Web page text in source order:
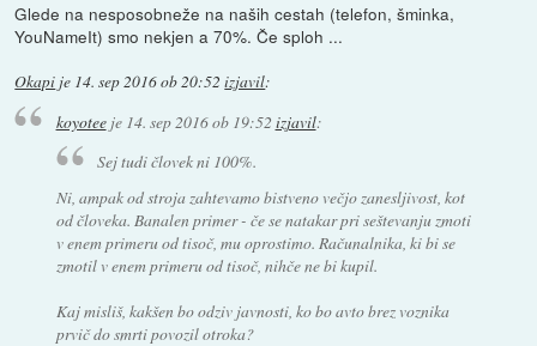
Glede na nesposobneže na naših cestah (telefon, šminka,
YouNameIt) smo nekjen a 70%. Če sploh ...
Okapi je 14. sep 2016 ob 20:52 izjavil:
koyoteeje 14. sep 2016 ob 19:52 izjavil:
Sej tudi človek ni 100%.
Ni, ampak od stroja zahtevamo bistveno večjo zanesljivost, kot
od človeka. Banalen primer - če se natakar pri seštevanju zmoti
v enem primeru od tisoč, mu oprostimo. Računalnika, ki bi se
zmotil v enem primeru od tisoč, nihče ne bi kupil.
Kaj misliš, kakšen bo odziv javnosti, ko bo avto brez voznika
prvič do smrti povozil otroka?